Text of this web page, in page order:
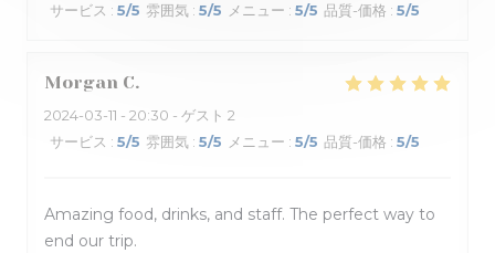
サービス : 5/5 雰囲気 : 5/5 メニュー : 5/5 品質-価格 : 5/5
Morgan C
2024-03-11 - 20:30 - ゲスト 2
サービス : 5/5 雰囲気 : 5/5 メニュー : 5/5 品質-価格 : 5/5
Amazing food, drinks, and staff. The perfect way to
end our trip.